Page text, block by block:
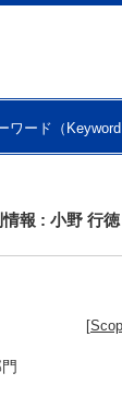
ワード（Keyword
報 : 小野 行